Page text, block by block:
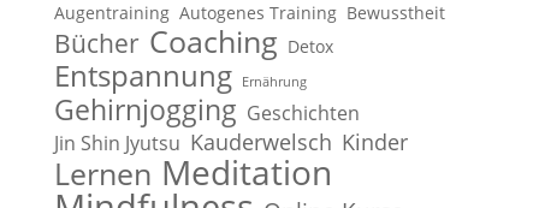
Augentraining Autogenes Training Bewusstheit
Bücher Coaching Detox
Entspannung Ernährung
Gehirnjogging Geschichten
Jin Shin Jyutsu Kauderwelsch Kinder
Lernen Meditation